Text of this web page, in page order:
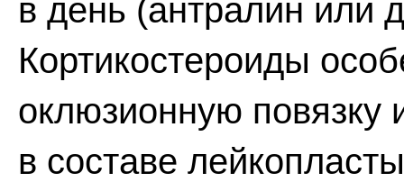
в день (антралин или
Кортикостероиды
оклюзионную повязку
в составе